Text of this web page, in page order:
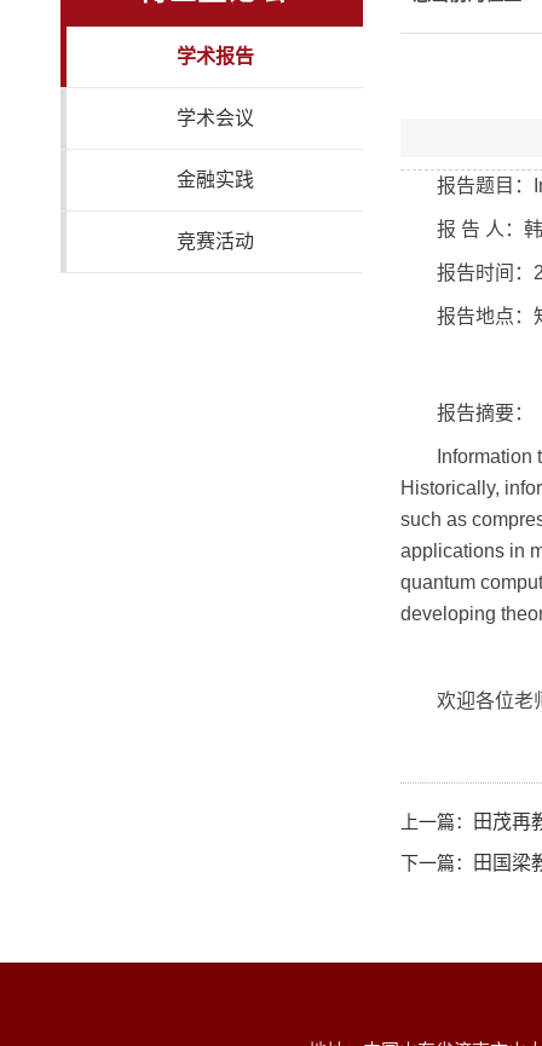
学术报告
学术会议
金融实践
竞赛活动
报告题目：
报 告 人：
报告时间：
报告地点：
报告摘要：
Historically,
such as
applications in
quantum
developing
欢迎各位老
上一篇：
田茂再
下一篇：
田国梁